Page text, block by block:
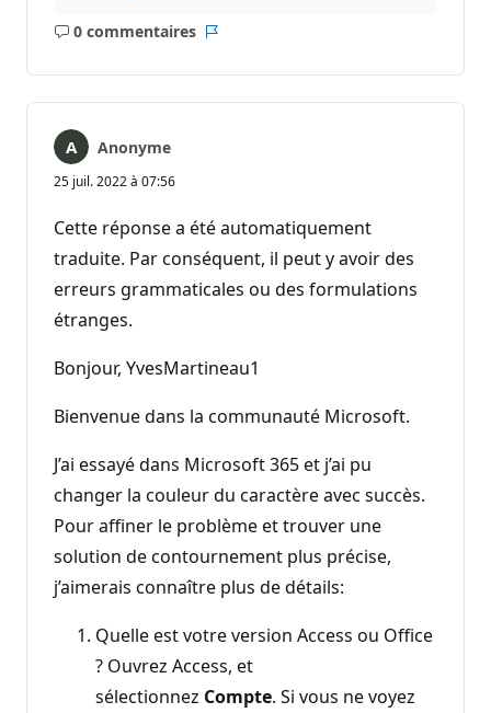
0 commentaires
Aucun
Rapport
Anonyme
25 juil. 2022 à 07:56
Cette réponse a été automatiquement
traduite. Par conséquent, il peut y avoir des
erreurs grammaticales ou des formulations
étranges.
Bonjour, YvesMartineau1
Bienvenue dans la communauté Microsoft.
J’ai essayé dans Microsoft 365 et j’ai pu
changer la couleur du caractère avec succès.
Pour affiner le problème et trouver une
solution de contournement plus précise,
j’aimerais connaître plus de détails:
Quelle est votre version Access ou Office
? Ouvrez Access, et
sélectionnez Compte. Si vous ne voyez